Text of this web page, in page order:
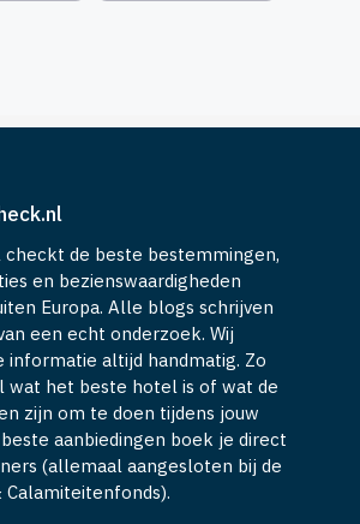
checkt de beste bestemmingen,
en bezienswaardigheden
Europa. Alle blogs schrijven
een echt onderzoek. Wij
informatie altijd handmatig. Zo
wat het beste hotel is of wat de
zijn om te doen tijdens jouw
aanbiedingen boek je direct
(allemaal aangesloten bij de
Calamiteitenfonds).